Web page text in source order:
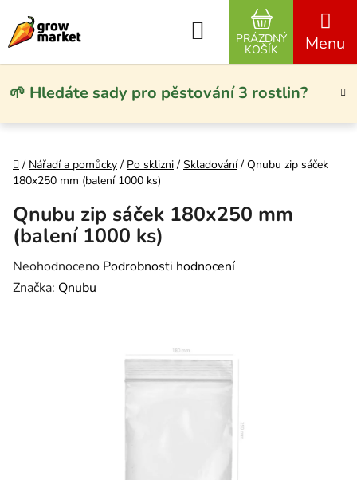
🌱 Hledáte sady pro pěstování 3 rostlin?
Hledat
NÁKUPNÍ
PRÁZDNÝ
KOŠÍK
Domů
/ Nářadí a pomůcky / Po sklizni / Skladování / Qnubu zip sáček
180x250 mm (balení 1000 ks)
Qnubu zip sáček 180x250 mm
(balení 1000 ks)
Průměrné hodnocení produktu je 0,0 z 5 hvězdiček.
Neohodnoceno Podrobnosti hodnocení
Značka: Qnubu